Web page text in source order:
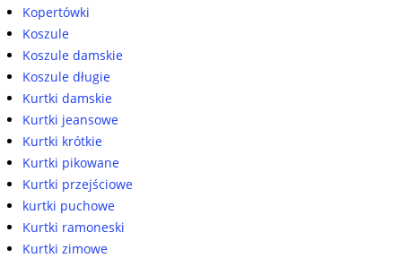
Kopertówki
Koszule
Koszule damskie
Koszule długie
Kurtki damskie
Kurtki jeansowe
Kurtki krótkie
Kurtki pikowane
Kurtki przejściowe
kurtki puchowe
Kurtki ramoneski
Kurtki zimowe